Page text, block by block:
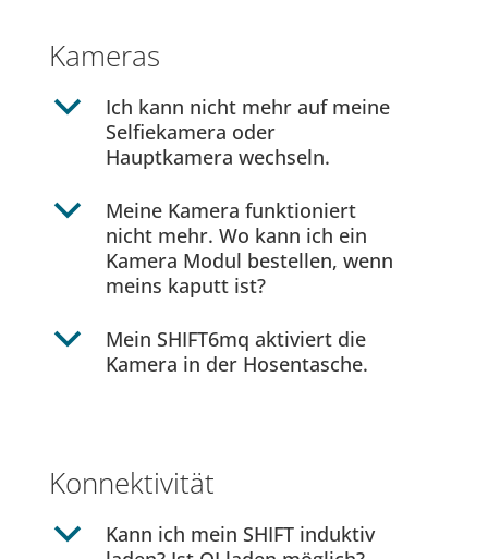
Kameras
b
Ich kann nicht mehr auf meine
Selfiekamera oder
Hauptkamera wechseln.
b
Meine Kamera funktioniert
nicht mehr. Wo kann ich ein
Kamera Modul bestellen, wenn
meins kaputt ist?
b
Mein SHIFT6mq aktiviert die
Kamera in der Hosentasche.
Konnektivität
b
Kann ich mein SHIFT induktiv